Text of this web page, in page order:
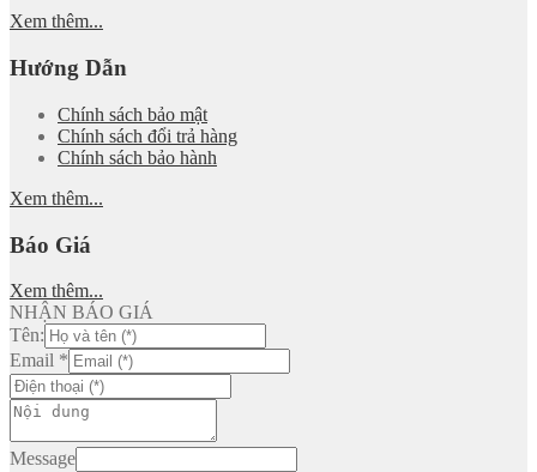
Xem thêm...
Hướng Dẫn
Chính sách bảo mật
Chính sách đổi trả hàng
Chính sách bảo hành
Xem thêm...
Báo Giá
Xem thêm...
NHẬN BÁO GIÁ
Tên:
Email *
Message